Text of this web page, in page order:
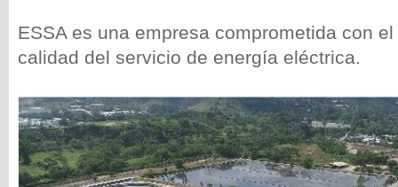
ESSA es una empresa comprometida con
calidad del servicio de energía eléctrica.